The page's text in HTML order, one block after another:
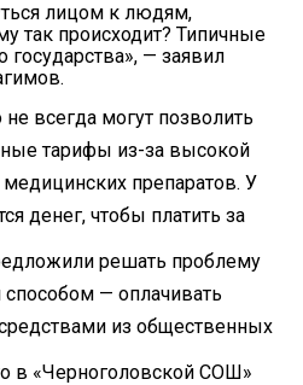
лицом к людям,
так происходит? Типичные
— заявил
всегда могут позволить
тарифы из-за высокой
препаратов. У
денег, чтобы платить за
решать проблему
— оплачивать
из общественных
в «Черноголовской СОШ»